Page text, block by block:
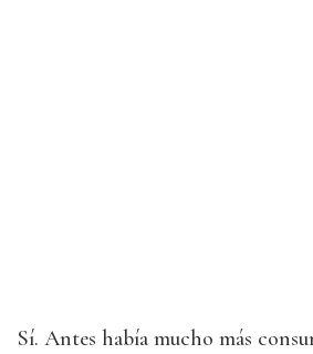
Sí. Antes había mucho más